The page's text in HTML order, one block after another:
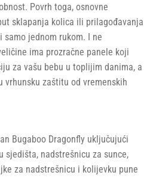
Povrh toga, osnovne
sklapanja kolica ili prilagođavanja
jednom rukom. I ne
ima prozračne panele koji
za vašu bebu u toplijim danima, a
vrhunsku zaštitu od vremenskih
Bugaboo Dragonfly uključujući
sjedišta, nadstrešnicu za sunce,
za nadstrešnicu i kolijevku pune